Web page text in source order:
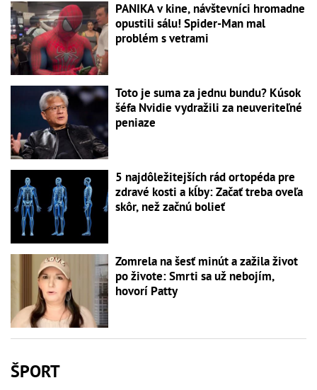
PANIKA v kine, návštevníci hromadne
opustili sálu! Spider-Man mal
problém s vetrami
Toto je suma za jednu bundu? Kúsok
šéfa Nvidie vydražili za neuveriteľné
peniaze
5 najdôležitejších rád ortopéda pre
zdravé kosti a kĺby: Začať treba oveľa
skôr, než začnú bolieť
Zomrela na šesť minút a zažila život
po živote: Smrti sa už nebojím,
hovorí Patty
ŠPORT